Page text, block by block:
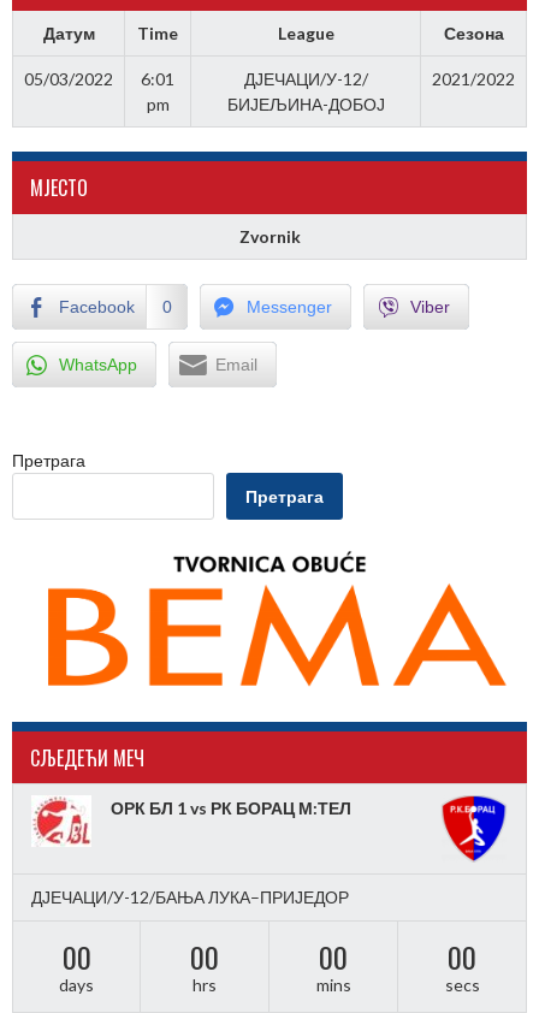
Датум Time League Сезона
05/03/2022
6:01
pm
ДЈЕЧАЦИ/У-12/
БИЈЕЉИНА-ДОБОЈ
2021/2022
МJЕСТО
Zvornik
Facebook 0 Messenger Viber
WhatsApp Email
Претрага
Претрага
CЉЕДЕЋИ МЕЧ
ОРК БЛ 1 vs РК БОРАЦ М:ТЕЛ
ДЈЕЧАЦИ/У-12/БАЊА ЛУКА–ПРИЈЕДОР
00
days
00
hrs
00
mins
00
secs